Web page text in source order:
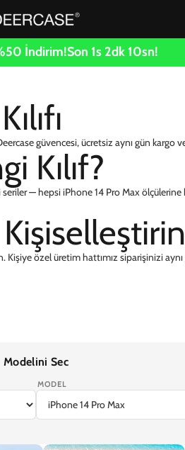
İndirim!Son1s2dk9sn!
güvencesi, ücretsiz aynı gün kargo
Kılıf?
— hepsi iPhone 14 Pro Max
Kişiselleştirin
Kişiye özel üretim hattımız siparişinizi
Modelini Sec
MODEL